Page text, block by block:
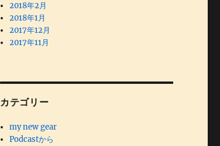
2018年2月
2018年1月
2017年12月
2017年11月
カテゴリー
my new gear
Podcastから